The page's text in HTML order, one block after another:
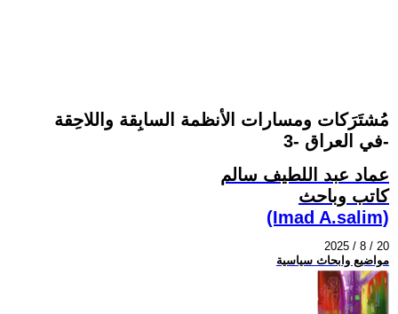
مُشتَرَكات ومسارات الأنظمة السابِقة واللاحِقة
في العراق -3-
عماد عبد اللطيف سالم
كاتب وباحث
(Imad A.salim)
2025 / 8 / 20
مواضيع وابحاث سياسية